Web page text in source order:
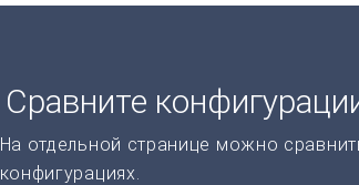
Сравните
На отдельной странице можно
конфигурациях.